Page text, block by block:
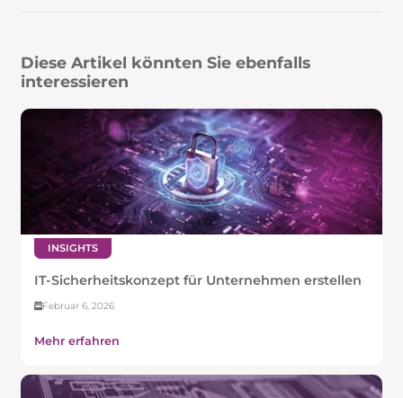
Diese Artikel könnten Sie ebenfalls
interessieren
INSIGHTS
IT-Sicherheitskonzept für Unternehmen erstellen
Februar 6, 2026
Mehr erfahren